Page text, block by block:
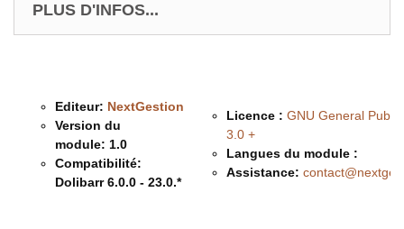
PLUS D'INFOS...
Editeur: NextGestion
Version du
module: 1.0
Compatibilité:
Dolibarr 6.0.0 - 23.0.*
Licence : GNU General
3.0 +
Langues du module :
Assistance: